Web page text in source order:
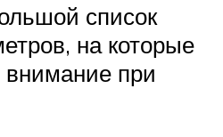
список
на которые
внимание при